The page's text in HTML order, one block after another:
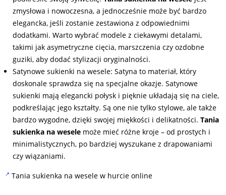
zmysłowa i nowoczesna, a jednocześnie może być bardzo
elegancka, jeśli zostanie zestawiona z odpowiednimi
dodatkami. Warto wybrać modele z ciekawymi detalami,
takimi jak asymetryczne cięcia, marszczenia czy ozdobne
guziki, aby dodać stylizacji oryginalności.
Satynowe sukienki na wesele: Satyna to materiał, który
doskonale sprawdza się na specjalne okazje. Satynowe
sukienki mają elegancki połysk i pięknie układają się na ciele,
podkreślając jego kształty. Są one nie tylko stylowe, ale także
bardzo wygodne, dzięki swojej miękkości i delikatności. Tania
sukienka na wesele może mieć różne kroje – od prostych i
minimalistycznych, po bardziej wyszukane z drapowaniami
czy wiązaniami.
Tania sukienka na wesele w hurcie online